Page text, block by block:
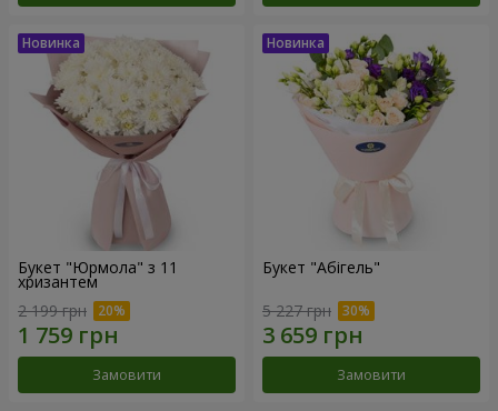
Букет "Юрмола" з 11
хризантем
2 199 грн
Замовити
Букет "Абігель"
5 227 грн
Замовити